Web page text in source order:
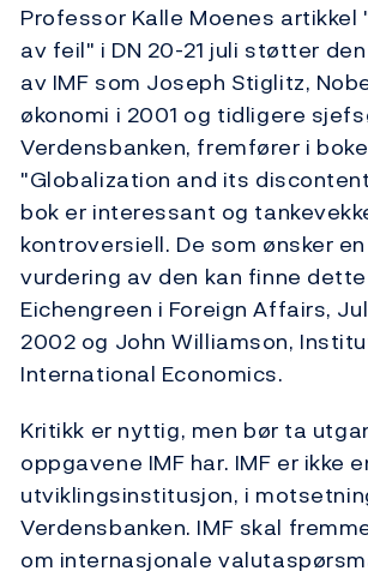
Professor Kalle Moenes artikkel
av feil" i DN 20-21 juli støtter
av IMF som Joseph Stiglitz,
økonomi i 2001 og tidligere
Verdensbanken, fremfører i
"Globalization and its
bok er interessant og
kontroversiell. De som ønsker
vurdering av den kan finne
Eichengreen i Foreign Affairs,
2002 og John Williamson,
International Economics.
Kritikk er nyttig, men bør ta
oppgavene IMF har. IMF er ikke
utviklingsinstitusjon, i
Verdensbanken. IMF skal
om internasjonale